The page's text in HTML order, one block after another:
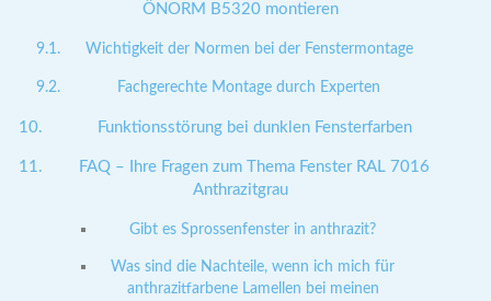
ÖNORM B5320 montieren
Wichtigkeit der Normen bei der Fenstermontage
Fachgerechte Montage durch Experten
Funktionsstörung bei dunklen Fensterfarben
FAQ – Ihre Fragen zum Thema Fenster RAL 7016
Anthrazitgrau
Gibt es Sprossenfenster in anthrazit?
Was sind die Nachteile, wenn ich mich für
anthrazitfarbene Lamellen bei meinen